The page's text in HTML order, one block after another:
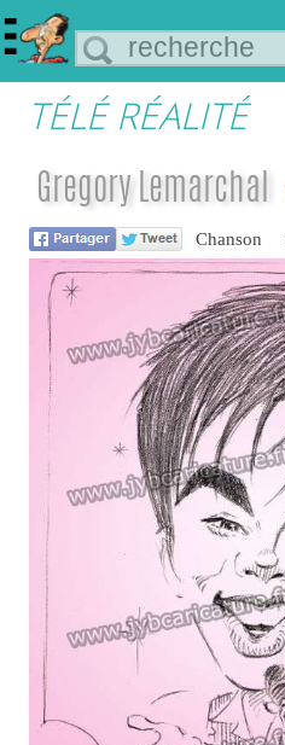
TÉLÉ RÉALITÉ
Gregory Lemarchal
Chanson